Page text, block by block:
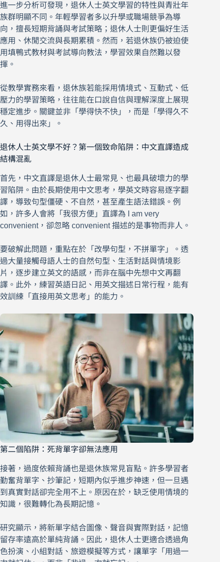
進一步分析可發現，退休人士英文學習的特性與青壯年
族群明顯不同。年輕學習者多以升學或職場競爭為導
向，擅長短期背誦與考試策略；退休人士則更偏好生活
應用、休閒交流與長期累積。然而，若退休族仍被迫使
用填鴨式教材與考試導向教法，學習效果自然難以發
揮。
從教學實務來看，退休族若能採用情境式、互動式、低
壓力的學習策略，往往能在口說自信與理解深度上展現
穩定進步。關鍵並非「學得快不快」，而是「學得久不
久、用得出來」。
退休人士英文學不好？第一個致命陷阱：中文直譯造成
結構混亂
首先，中文直譯是退休人士最常見、也最具破壞力的學
習陷阱。由於長期使用中文思考，學英文時容易逐字翻
譯，導致句型僵硬、不自然，甚至產生語法錯誤。例
如，許多人會將「我很方便」直譯為 I am very
convenient，卻忽略 convenient 描述的是事物而非人。
要破解此問題，重點在於「改學句型，不拼單字」。透
過大量接觸母語人士的自然句型、生活對話與情境影
片，逐步建立英文的語感，而非在腦中先想中文再翻
譯。此外，練習英語日記、用英文描述日常行程，能有
效訓練「直接用英文思考」的能力。
第二個陷阱：死背單字卻無法應用
接著，過度依賴背誦也是退休族常見盲點。許多學習者
勤奮背單字、抄筆記，短期內似乎進步神速，但一旦遇
到真實對話卻完全用不上。原因在於，缺乏使用情境的
知識，很難轉化為長期記憶。
研究顯示，將新單字結合圖像、聲音與實際對話，記憶
留存率遠高於單純背誦。因此，退休人士更適合透過角
色扮演、小組對話、旅遊模擬等方式，讓單字「用過一